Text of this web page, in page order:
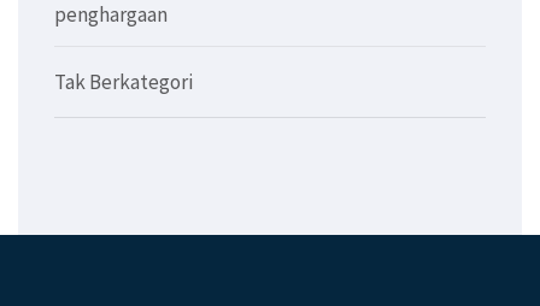
penghargaan
Tak Berkategori